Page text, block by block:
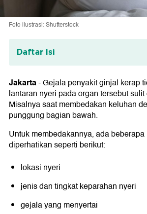
Foto ilustrasi: Shutterstock
Daftar Isi
Bagaimana dengan Sakit
Penyebab nyeri punggung
Jakarta-Gejala penyakit ginjal kerap
lantaran nyeri pada organ tersebut
Misalnya saat membedakan keluhan
punggung bagian bawah.
Untuk membedakannya, ada
diperhatikan seperti berikut:
lokasi nyeri
jenis dan tingkat keparahan nyeri
gejala yang menyertai